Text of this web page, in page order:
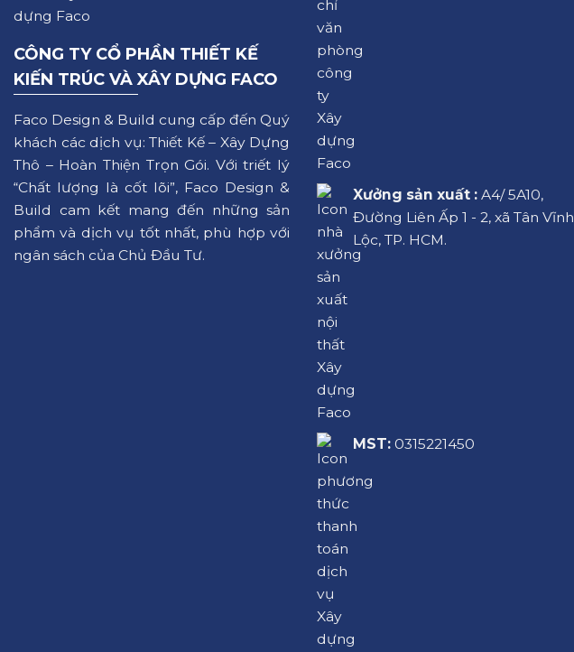
CÔNG TY CỔ PHẦN THIẾT KẾ
KIẾN TRÚC VÀ XÂY DỰNG FACO
Faco Design & Build cung cấp đến Quý
khách các dịch vụ: Thiết Kế – Xây Dựng
Thô – Hoàn Thiện Trọn Gói. Với triết lý
“Chất lượng là cốt lõi”, Faco Design &
Build cam kết mang đến những sản
phẩm và dịch vụ tốt nhất, phù hợp với
ngân sách của Chủ Đầu Tư.
Xưởng sản xuất :A4/ 5A10,
Đường Liên Ấp 1 - 2, xã Tân Vĩnh
Lộc, TP. HCM.
MST:0315221450